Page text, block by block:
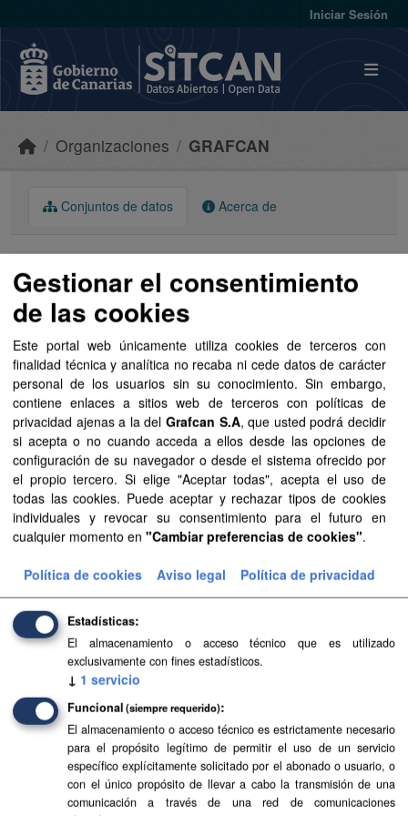
Iniciar Sesión
Organizaciones GRAFCAN
Conjuntos de datos Acerca de
Ordenar por
1 conjunto de datos encontrado
Licencias: Aviso Legal del SITCAN
Organizaciones:
GRAFCAN
Formatos:
CSV
Filtrar Resultados
(2004-2006)
Base Topográfica a escala 1:5.000 de Canarias (2004-
2006)
CSV SHP SpatiaLite
Gestionar el consentimiento
de las cookies
Este portal web únicamente utiliza cookies de terceros con
finalidad técnica y analítica no recaba ni cede datos de carácter
personal de los usuarios sin su conocimiento. Sin embargo,
contiene enlaces a sitios web de terceros con políticas de
privacidad ajenas a la del Grafcan S.A, que usted podrá decidir
si acepta o no cuando acceda a ellos desde las opciones de
configuración de su navegador o desde el sistema ofrecido por
el propio tercero. Si elige "Aceptar todas", acepta el uso de
todas las cookies. Puede aceptar y rechazar tipos de cookies
individuales y revocar su consentimiento para el futuro en
cualquier momento en "Cambiar preferencias de cookies".
Política de cookies Aviso legal Política de privacidad
Estadísticas
El almacenamiento o acceso técnico que es utilizado
exclusivamente con fines estadísticos.
↓ 1 servicio
Funcional (siempre requerido)
El almacenamiento o acceso técnico es estrictamente necesario
para el propósito legítimo de permitir el uso de un servicio
específico explícitamente solicitado por el abonado o usuario, o
con el único propósito de llevar a cabo la transmisión de una
comunicación a través de una red de comunicaciones